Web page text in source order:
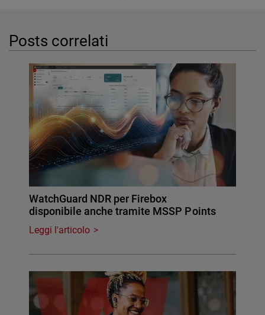
Posts correlati
WatchGuard NDR per Firebox
disponibile anche tramite MSSP Points
Leggi l'articolo